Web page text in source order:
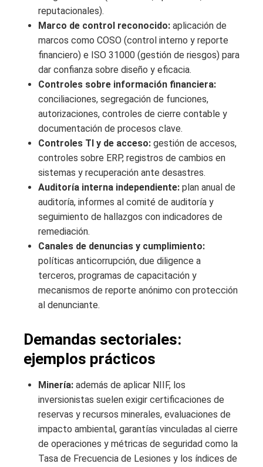
reputacionales).
Marco de control reconocido: aplicación de
marcos como COSO (control interno y reporte
financiero) e ISO 31000 (gestión de riesgos) para
dar confianza sobre diseño y eficacia.
Controles sobre información financiera:
conciliaciones, segregación de funciones,
autorizaciones, controles de cierre contable y
documentación de procesos clave.
Controles TI y de acceso: gestión de accesos,
controles sobre ERP, registros de cambios en
sistemas y recuperación ante desastres.
Auditoría interna independiente: plan anual de
auditoría, informes al comité de auditoría y
seguimiento de hallazgos con indicadores de
remediación.
Canales de denuncias y cumplimiento:
políticas anticorrupción, due diligence a
terceros, programas de capacitación y
mecanismos de reporte anónimo con protección
al denunciante.
Demandas sectoriales:
ejemplos prácticos
Minería: además de aplicar NIIF, los
inversionistas suelen exigir certificaciones de
reservas y recursos minerales, evaluaciones de
impacto ambiental, garantías vinculadas al cierre
de operaciones y métricas de seguridad como la
Tasa de Frecuencia de Lesiones y los índices de